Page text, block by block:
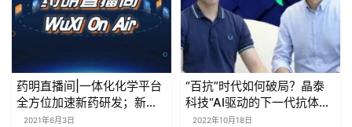
药明直播间|一体化化学平台
全方位加速新药研发；新冠
中和抗体与加速下游工艺开
2021年6月3日
“百抗”时代如何破局？晶泰
科技“AI驱动的下一代抗体发
现平台”贡献一臂之力 | 晶泰
2022年10月18日